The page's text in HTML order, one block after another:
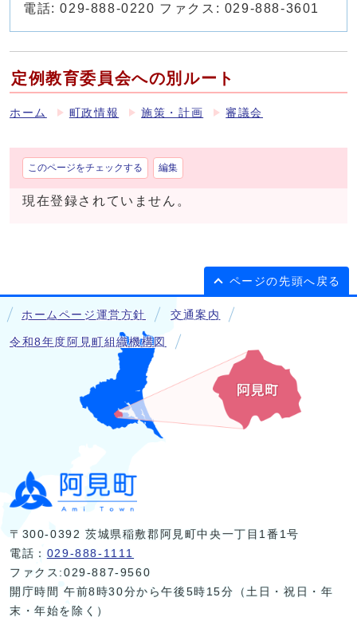
電話: 029-888-0220 ファクス: 029-888-3601
定例教育委員会への別ルート
ホーム 町政情報 施策・計画 審議会
このページをチェックする 編集
現在登録されていません。
ページの先頭へ戻る
ホームページ運営方針 交通案内
令和8年度阿見町組織機構図
〒300-0392 茨城県稲敷郡阿見町中央一丁目1番1号
電話： 029-888-1111
ファクス:029-887-9560
開庁時間 午前8時30分から午後5時15分（土日・祝日・年
末・年始を除く）